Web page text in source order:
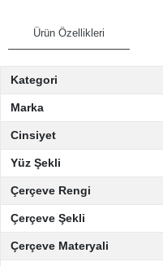
Ürün Özellikleri
Kategori
Marka
Cinsiyet
Yüz Şekli
Çerçeve Rengi
Çerçeve Şekli
Çerçeve Materyali